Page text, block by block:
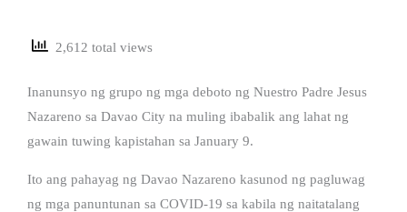
2,612 total views
Inanunsyo ng grupo ng mga deboto ng Nuestro Padre Jesus
Nazareno sa Davao City na muling ibabalik ang lahat ng
gawain tuwing kapistahan sa January 9.
Ito ang pahayag ng Davao Nazareno kasunod ng pagluwag
ng mga panuntunan sa COVID-19 sa kabila ng naitatalang